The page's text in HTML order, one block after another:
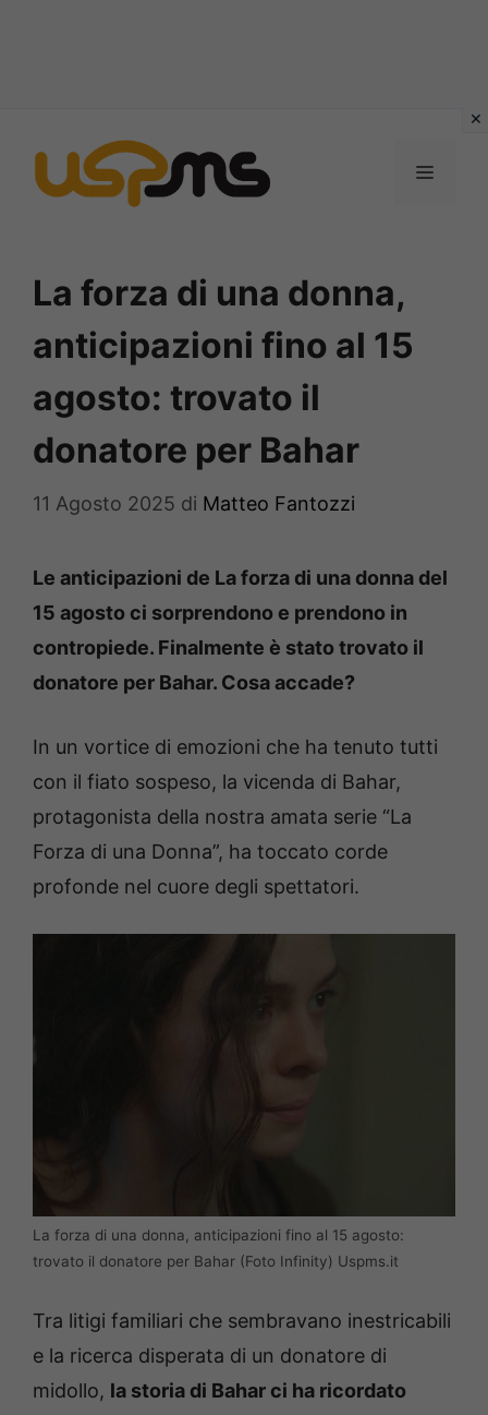
contenuto
MENU
La forza di una donna,
anticipazioni fino al 15
agosto: trovato il
donatore per Bahar
11 Agosto 2025 di Matteo Fantozzi
Le anticipazioni de La forza di una donna del
15 agosto ci sorprendono e prendono in
contropiede. Finalmente è stato trovato il
donatore per Bahar. Cosa accade?
In un vortice di emozioni che ha tenuto tutti
con il fiato sospeso, la vicenda di Bahar,
protagonista della nostra amata serie “La
Forza di una Donna”, ha toccato corde
profonde nel cuore degli spettatori.
La forza di una donna, anticipazioni fino al 15 agosto:
trovato il donatore per Bahar (Foto Infinity) Uspms.it
Tra litigi familiari che sembravano inestricabili
e la ricerca disperata di un donatore di
midollo, la storia di Bahar ci ha ricordato